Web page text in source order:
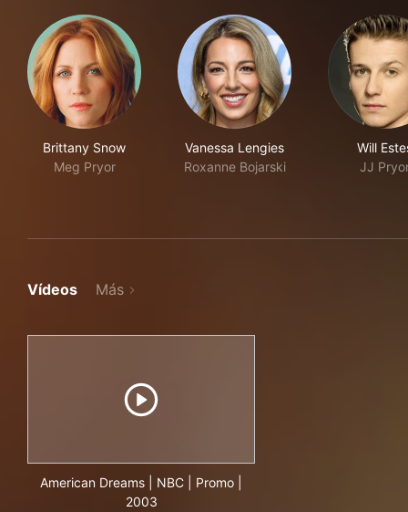
Brittany Snow
Meg Pryor
Vanessa Lengies
Roxanne Bojarski
Will
JJ
Vídeos Más
American Dreams | NBC | Promo |
2003